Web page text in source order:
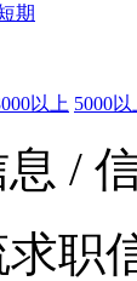
期
以上 5000以
/
职